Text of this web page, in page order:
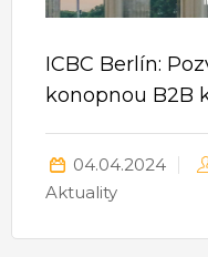
ICBC Berlín:
konopnou B2B
04.04.2024
Aktuality